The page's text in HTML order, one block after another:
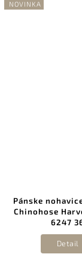
NOVINKA
Pánske
Chinohose
6247
Detail